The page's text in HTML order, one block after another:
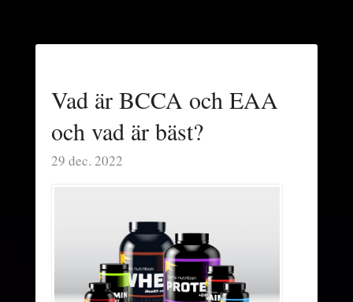
Vad är BCCA och EAA
och vad är bäst?
29 dec. 2022